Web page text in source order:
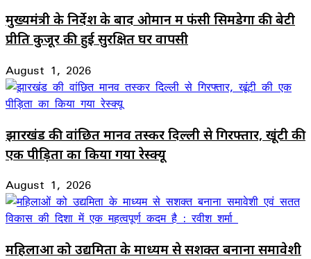
मुख्यमंत्री के निर्देश के बाद ओमान में फंसी सिमडेगा की बेटी
प्रीति कुजूर की हुई सुरक्षित घर वापसी
August 1, 2026
झारखंड की वांछित मानव तस्कर दिल्ली से गिरफ्तार, खूंटी की
एक पीड़िता का किया गया रेस्क्यू
August 1, 2026
महिलाओं को उद्यमिता के माध्यम से सशक्त बनाना समावेशी